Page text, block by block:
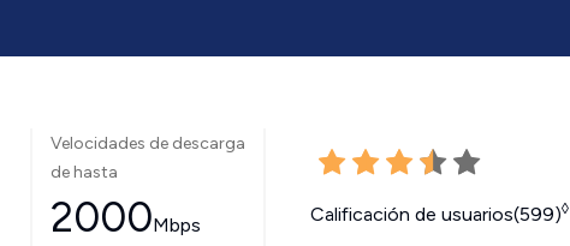
Velocidades de descarga
de hasta
2000Mbps Calificación de usuarios(599)◊